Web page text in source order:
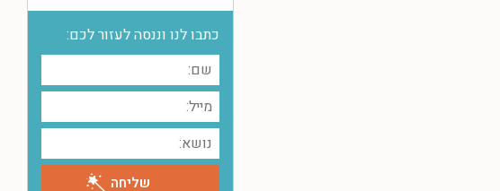
כתבו לנו וננסה לעזור לכם: